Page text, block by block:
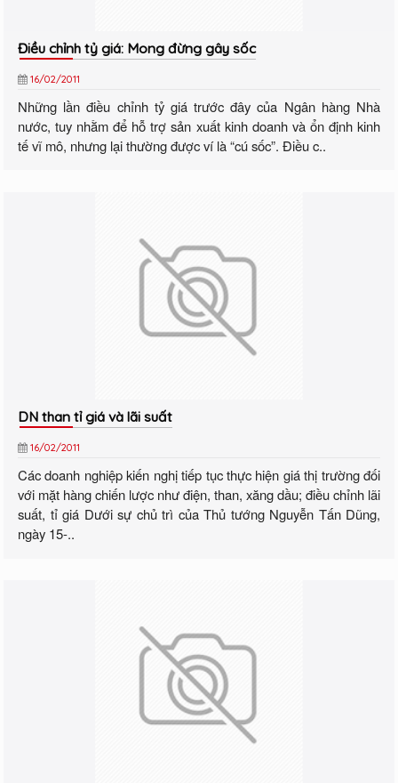
Điều chỉnh tỷ giá: Mong đừng gây sốc
16/02/2011
Những lần điều chỉnh tỷ giá trước đây của Ngân hàng Nhà
nước, tuy nhằm để hỗ trợ sản xuất kinh doanh và ổn định kinh
tế vĩ mô, nhưng lại thường được ví là “cú sốc”. Điều c..
DN than tỉ giá và lãi suất
16/02/2011
Các doanh nghiệp kiến nghị tiếp tục thực hiện giá thị trường đối
với mặt hàng chiến lược như điện, than, xăng dầu; điều chỉnh lãi
suất, tỉ giá Dưới sự chủ trì của Thủ tướng Nguyễn Tấn Dũng,
ngày 15-..